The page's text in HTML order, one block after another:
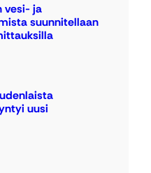
vesi- ja
suunnitellaan
uusi